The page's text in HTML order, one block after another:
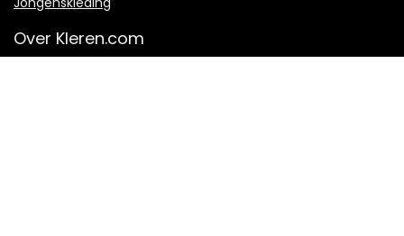
Over Kleren.com